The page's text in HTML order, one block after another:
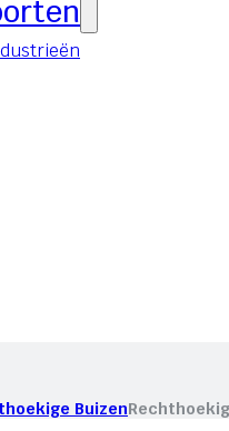
Buizen